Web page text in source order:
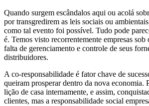
Quando surgem escândalos aqui ou acolá
por transgredirem as leis sociais ou
como tal evento foi possível. Tudo pode
é. Temos visto recorrentemente empresas
falta de gerenciamento e controle de seus
distribuidores.
A co-responsabilidade é fator chave de
queiram prosperar dentro da nova economia.
lição de casa internamente, e assim,
clientes, mas a responsabilidade social